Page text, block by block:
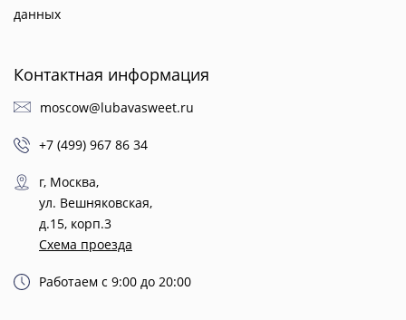
данных
Контактная информация
moscow@lubavasweet.ru
+7 (499) 967 86 34
г, Москва,
ул. Вешняковская,
д.15, корп.3
Схема проезда
Работаем с 9:00 до 20:00